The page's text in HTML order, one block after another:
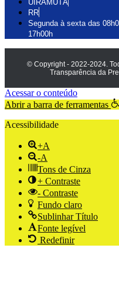
UIRAMUTÃ
RR
Segunda à sexta das
17h00h
© Copyright - 2022-2024.
Transparência da
Acessar o conteúdo
Abrir a barra de ferramentas
Acessibilidade
+A
-A
Tons de Cinza
+ Contraste
- Contraste
Fundo claro
Sublinhar Título
Fonte legível
Redefinir